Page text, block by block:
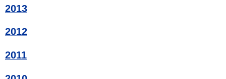
2013
2012
2011